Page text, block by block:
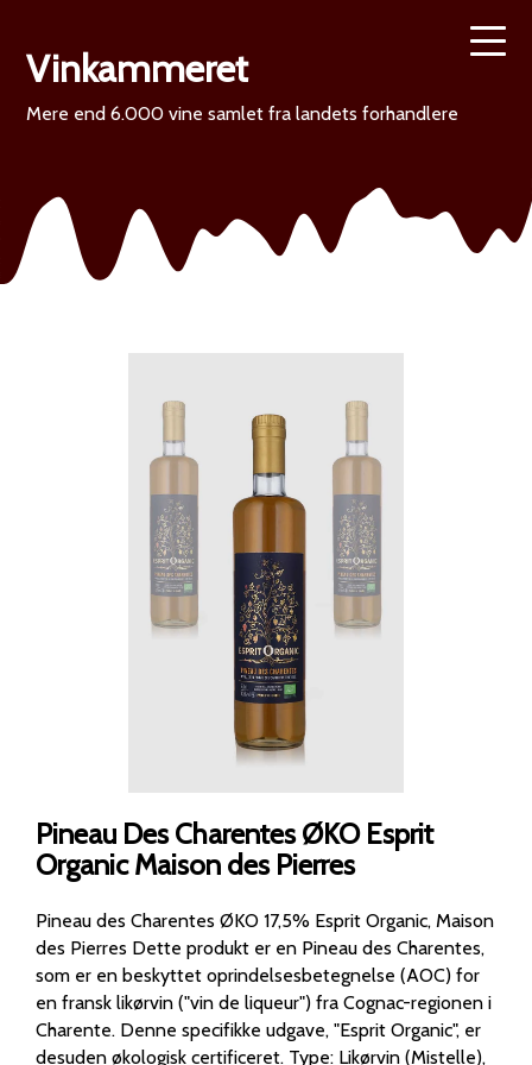
Vinkammeret
Mere end 6.000 vine samlet fra landets forhandlere
Pineau Des Charentes ØKO Esprit
Organic Maison des Pierres
Pineau des Charentes ØKO 17,5% Esprit Organic, Maison
des Pierres Dette produkt er en Pineau des Charentes,
som er en beskyttet oprindelsesbetegnelse (AOC) for
en fransk likørvin ("vin de liqueur") fra Cognac-regionen i
Charente. Denne specifikke udgave, "Esprit Organic", er
desuden økologisk certificeret. Type: Likørvin (Mistelle),